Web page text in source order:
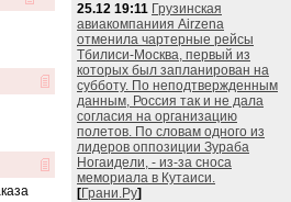
25.12 19:11 Грузинская
авиакомпаниия Airzena
отменила чартерные рейсы
Тбилиси-Москва, первый из
которых был запланирован на
субботу. По неподтвержденным
данным, Россия так и не дала
согласия на организацию
полетов. По словам одного из
лидеров оппозиции Зураба
Ногаидели, - из-за сноса
мемориала в Кутаиси.
[Грани.Ру]